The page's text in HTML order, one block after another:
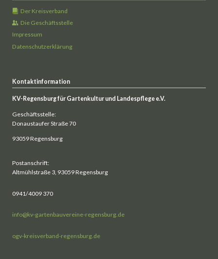
Der Kreisverband
Die Geschäftsstelle
Impressum
Datenschutzerklärung
Kontaktinformation
KV-Regensburg für Gartenkultur und Landespflege e.V.
Geschäftsstelle:
Donaustaufer Straße 70
93059 Regensburg
Postanschrift:
Altmühlstraße 3, 93059 Regensburg
0941/4009 370
info@kv-gartenbauvereine-regensburg.de
ogv-kreisverband-regensburg.de